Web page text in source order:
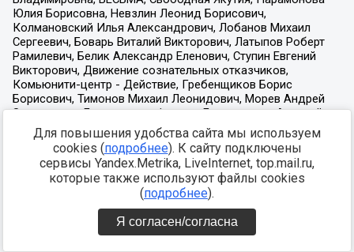
Для повышения удобства сайта мы используем
cookies (подробнее). К сайту подключены
сервисы Yandex.Metrika, LiveInternet, top.mail.ru,
которые также используют файлы cookies
(подробнее).
Я согласен/согласна